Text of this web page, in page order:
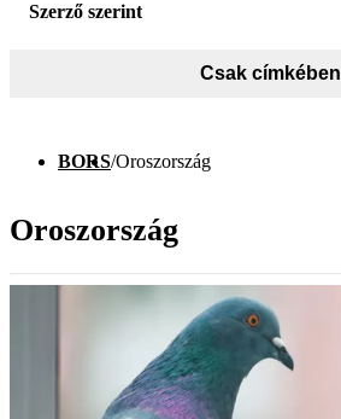
Szerző szerint
Csak címkében
BORS/Oroszország
Oroszország